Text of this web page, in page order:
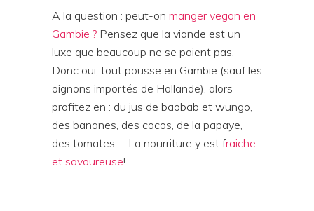
A la question : peut-on manger vegan en
Gambie ? Pensez que la viande est un
luxe que beaucoup ne se paient pas.
Donc oui, tout pousse en Gambie (sauf les
oignons importés de Hollande), alors
profitez en : du jus de baobab et wungo,
des bananes, des cocos, de la papaye,
des tomates … La nourriture y est fraiche
et savoureuse!